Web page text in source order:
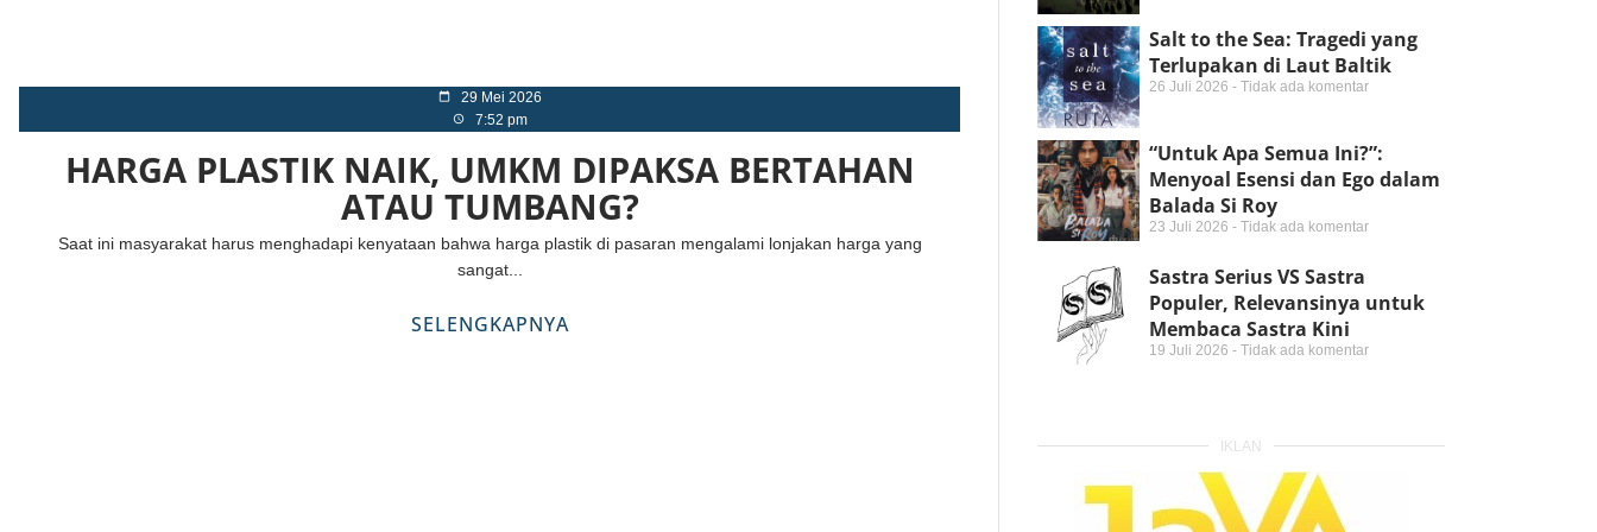
29 Mei 2026
7:52 pm
HARGA PLASTIK NAIK, UMKM DIPAKSA BERTAHAN
ATAU TUMBANG?
Saat ini masyarakat harus menghadapi kenyataan bahwa harga plastik di pasaran mengalami lonjakan harga yang
sangat...
SELENGKAPNYA
Salt to the Sea: Tragedi yang
Terlupakan di Laut Baltik
26 Juli 2026 Tidak ada komentar
“Untuk Apa Semua Ini?”:
Menyoal Esensi dan Ego dalam
Balada Si Roy
23 Juli 2026 Tidak ada komentar
Sastra Serius VS Sastra
Populer, Relevansinya untuk
Membaca Sastra Kini
19 Juli 2026 Tidak ada komentar
IKLAN